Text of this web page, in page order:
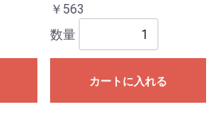
￥563
数量
カートに入れる